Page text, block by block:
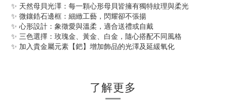
✨ 天然母貝光澤：每一顆心形母貝皆擁有獨特紋理與柔光
✨ 微鑲鋯石邊框：細緻工藝，閃耀卻不張揚
✨ 心形設計：象徵愛與溫柔，適合送禮或自戴
✨ 三色選擇：玫瑰金、黃金、白金，隨心搭配不同風格
✨ 加入貴金屬元素【鈀】增加飾品的光澤及延緩氧化
了解更多